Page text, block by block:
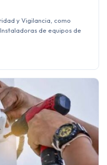
y Vigilancia, como
de equipos de